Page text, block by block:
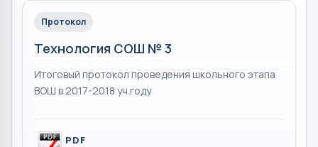
Протокол
Технология СОШ № 3
Итоговый протокол проведения школьного этапа
ВОШ в 2017-2018 уч.году
PDF